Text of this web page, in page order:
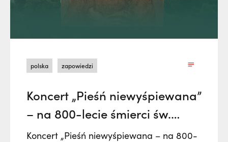
polska zapowiedzi
Koncert „Pieśń niewyśpiewana”
– na 800-lecie śmierci św.
Franciszka
Koncert „Pieśń niewyśpiewana – na 800-